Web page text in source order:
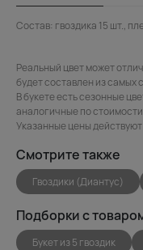
Состав: гвоздика 15 шт.,
Реальный цвет может
будет составлен из самых
В букете есть сезонные
аналогичные по
Указанные цены
Смотрите также
Гвоздики (Диантус)
Подборки с
Букет из 5 гвоздик